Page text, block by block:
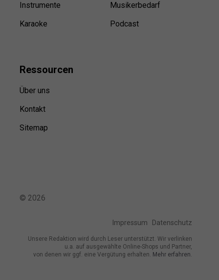
Instrumente
Karaoke
Musikerbedarf
Podcast
Ressourcen
Über uns
Kontakt
Sitemap
© 2026
Impressum Datenschutz
Unsere Redaktion wird durch Leser unterstützt. Wir verlinken
u.a. auf ausgewählte Online-Shops und Partner,
von denen wir ggf. eine Vergütung erhalten. Mehr erfahren.